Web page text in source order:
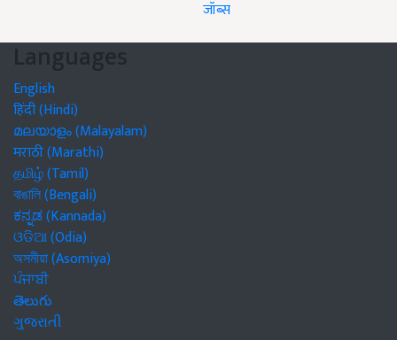
जॉब्स
Languages
English
हिंदी (Hindi)
മലയാളം (Malayalam)
मराठी (Marathi)
தமிழ் (Tamil)
বাঙালি (Bengali)
ಕನ್ನಡ (Kannada)
ଓଡିଆ (Odia)
অসমীয়া (Asomiya)
ਪੰਜਾਬੀ
తెలుగు
ગુજરાતી